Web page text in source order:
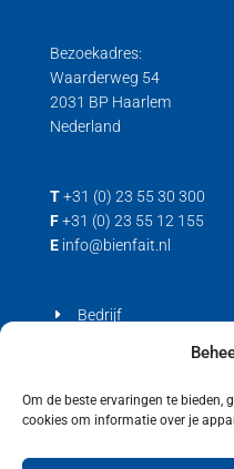
Om de beste ervaringen te bieden,
cookies om informatie over je
Bezoekadres:
Waarderweg 54
2031 BP Haarlem
Nederland
T +31 (0) 23 55 30 300
F +31 (0) 23 55 12 155
E info@bienfait.nl
Bedrijf
Cookiebeleid (EU)